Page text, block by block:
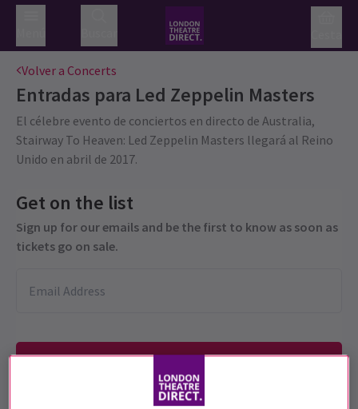
Volver a Concerts
Entradas para Led Zeppelin Masters
El célebre evento de conciertos en directo de Australia,
Stairway To Heaven: Led Zeppelin Masters llegará al Reino
Unido en abril de 2017.
Get on the list
Sign up for our emails and be the first to know as soon as
tickets go on sale.